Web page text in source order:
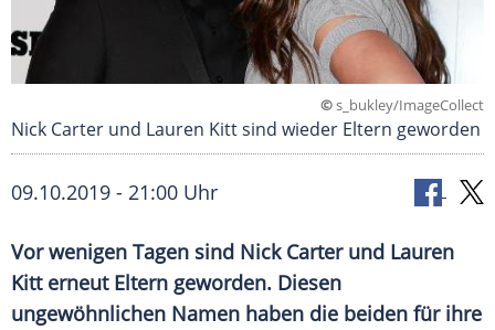
©s_bukley/ImageCollect
Nick Carter und Lauren Kitt sind wieder Eltern geworden
09.10.2019 - 21:00 Uhr
Vor wenigen Tagen sind Nick Carterund Lauren
Kitterneut Eltern geworden. Diesen
ungewöhnlichen Namen haben die beiden für ihre